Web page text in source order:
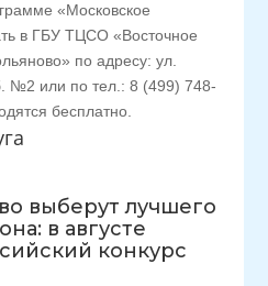
выберут лучшего
в августе
конкурс
«Московское
в ГБУ ТЦСО «Восточное
по адресу: ул.
№2 или по тел.: 8 (499) 748-
бесплатно.